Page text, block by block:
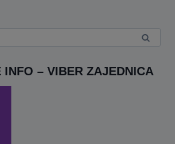
INFO – VIBER ZAJEDNICA